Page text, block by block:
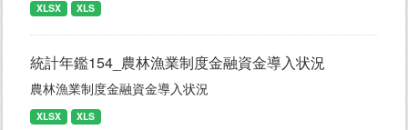
XLSX XLS
統計年鑑154_農林漁業制度金融資金導入状況
農林漁業制度金融資金導入状況
XLSX XLS